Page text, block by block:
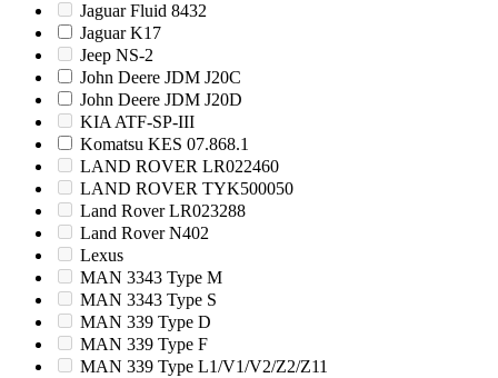
Jaguar Fluid 8432
Jaguar K17
Jeep NS-2
John Deere JDM J20C
John Deere JDM J20D
KIA ATF-SP-III
Komatsu KES 07.868.1
LAND ROVER LR022460
LAND ROVER TYK500050
Land Rover LR023288
Land Rover N402
Lexus
MAN 3343 Type M
MAN 3343 Type S
MAN 339 Type D
MAN 339 Type F
MAN 339 Type L1/V1/V2/Z2/Z11